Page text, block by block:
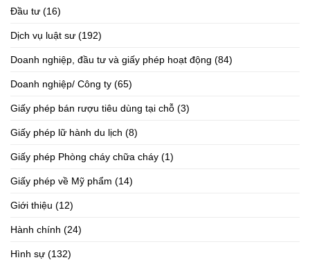
Đầu tư (16)
Dịch vụ luật sư (192)
Doanh nghiệp, đầu tư và giấy phép hoạt động (84)
Doanh nghiệp/ Công ty (65)
Giấy phép bán rượu tiêu dùng tại chỗ (3)
Giấy phép lữ hành du lịch (8)
Giấy phép Phòng cháy chữa cháy (1)
Giấy phép về Mỹ phẩm (14)
Giới thiệu (12)
Hành chính (24)
Hình sự (132)